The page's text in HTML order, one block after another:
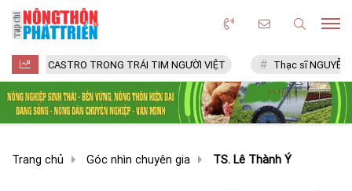
CASTRO TRONG TRÁI TIM NGƯỜI VIỆT Thạc sĩ NGUYỄN VĂN
Trang chủ Góc nhìn chuyên gia TS. Lê Thành Ý